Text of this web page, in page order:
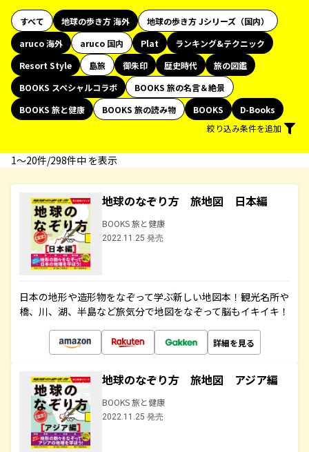
すべて 地球の歩き方 海外
地球の歩き方 Jシリーズ（国内）
aruco 海外
aruco 国内 Plat
ランキング&テクニック
Resort Style
島旅 御朱印 歴史時代
旅の図鑑
BOOKS スペシャルコラボ
BOOKS 旅の名言＆絶景
BOOKS 旅と健康
BOOKS 旅の読み物 BOOKS
D-Books
絞り込み条件を追加
1〜20件/298件中 を表示
地球のなぞり方 旅地図 日本編
BOOKS 旅と健康
2022.11.25 発売
日本の地形や造形物をなぞって学ぶ新しい地図本！観光名所や
橋、川、湖、半島など旅気分で地図をなぞって脳もイキイキ！
詳細を見る
地球のなぞり方 旅地図 アジア編
BOOKS 旅と健康
2022.11.25 発売